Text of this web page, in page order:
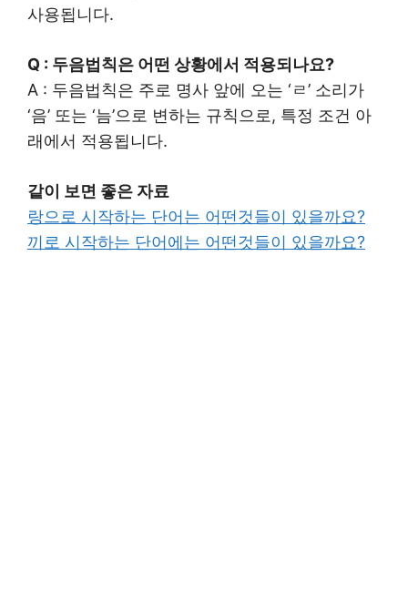
사용됩니다.
Q : 두음법칙은 어떤 상황에서 적용되나요?
A : 두음법칙은 주로 명사 앞에 오는 ‘ㄹ’ 소리가
‘음’ 또는 ‘늠’으로 변하는 규칙으로, 특정 조건 아
래에서 적용됩니다.
같이 보면 좋은 자료
랑으로 시작하는 단어는 어떤것들이 있을까요?
끼로 시작하는 단어에는 어떤것들이 있을까요?